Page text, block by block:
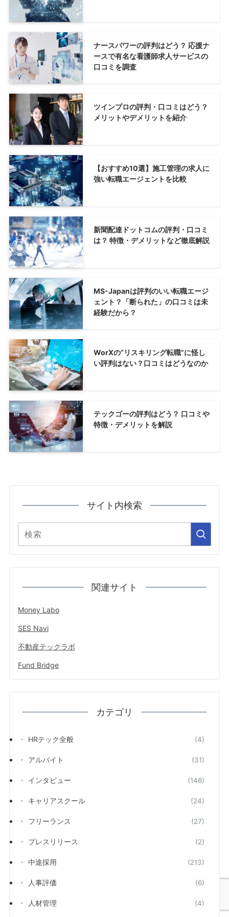
ナースパワーの評判はどう？ 応援ナ
ースで有名な看護師求人サービスの
口コミを調査
ツインプロの評判・口コミはどう？
メリットやデメリットを紹介
【おすすめ10選】施工管理の求人に
強い転職エージェントを比較
新聞配達ドットコムの評判・口コミ
は？ 特徴・デメリットなど徹底解説
MS-Japanは評判のいい転職エージ
ェント？「断られた」の口コミは未
経験だから？
WorXの”リスキリング転職”に怪し
い評判はない？口コミはどうなのか
テックゴーの評判はどう？ 口コミや
特徴・デメリットを解説
サイト内検索
関連サイト
Money Labo
SES Navi
不動産テックラボ
Fund Bridge
カテゴリ
HRテック全般 (4)
アルバイト (31)
インタビュー (146)
キャリアスクール (24)
フリーランス (27)
プレスリリース (2)
中途採用 (213)
人事評価 (6)
人材管理 (4)